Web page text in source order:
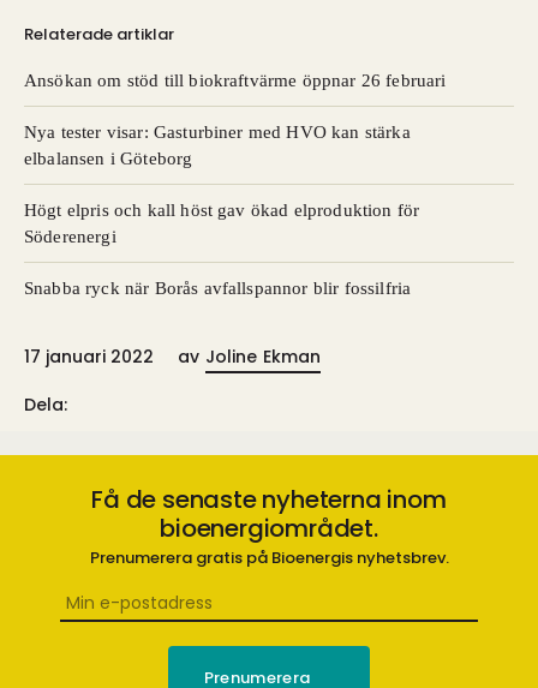
Relaterade artiklar
Ansökan om stöd till biokraftvärme öppnar 26 februari
Nya tester visar: Gasturbiner med HVO kan stärka
elbalansen i Göteborg
Högt elpris och kall höst gav ökad elproduktion för
Söderenergi
Snabba ryck när Borås avfallspannor blir fossilfria
17 januari 2022 av Joline Ekman
Dela:
Få de senaste nyheterna inom
bioenergiområdet.
Prenumerera gratis på Bioenergis nyhetsbrev.